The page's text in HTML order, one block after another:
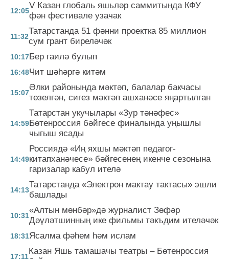
12:05
V Казан глобаль яшьләр саммитында КФУ
фән фестивале узачак
11:32
Татарстанда 51 фәнни проектка 85 миллион
сум грант биреләчәк
10:17Бер гаилә булып
16:48Чит шәһәргә китәм
15:07
Әлки районында мәктәп, балалар бакчасы
төзелгән, сигез мәктәп ашханәсе яңартылган
14:59
Татарстан укучылары «Зур тәнәфес»
Бөтенроссия бәйгесе финалында уңышлы
чыгыш ясады
14:49
Россиядә «Иң яхшы мәктәп педагог-
китапханәчесе» бәйгесенең икенче сезонына
гаризалар кабул ителә
14:13
Татарстанда «Электрон мактау тактасы» эшли
башлады
10:31
«Алтын мөнбәр»дә журналист Зөфәр
Дәүләтшинның ике фильмы тәкъдим ителәчәк
18:31Ясалма фәһем һәм ислам
17:11
Казан Яшь тамашачы театры – Бөтенроссия